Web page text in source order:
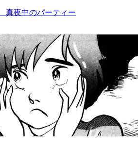
真夜中のパーティー